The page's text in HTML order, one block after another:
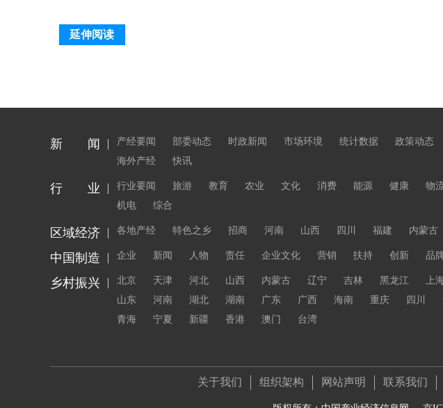
延伸阅读
新 闻 产经要闻 部委动态 时政新闻 市场环境 统计数据 政策动态
海外产经
快讯
行 业 行业要闻 旅游 教育 农业 文化 消费 能源 健康 物
机电
综合
区域经济 各地产经 特色之乡 招商 河南 山西 四川 福建 内蒙古
中国制造 企业 新闻 人物 责任 企业文化 营销 扶持 创新 品
乡村振兴 北京 天津 河北 山西 内蒙古 辽宁 吉林 黑龙江 上
山东
河南 湖北 湖南 广东 广西 海南 重庆 四川
青海
宁夏 新疆 香港 澳门 台湾
关于我们 组织架构 网站声明 联系我们